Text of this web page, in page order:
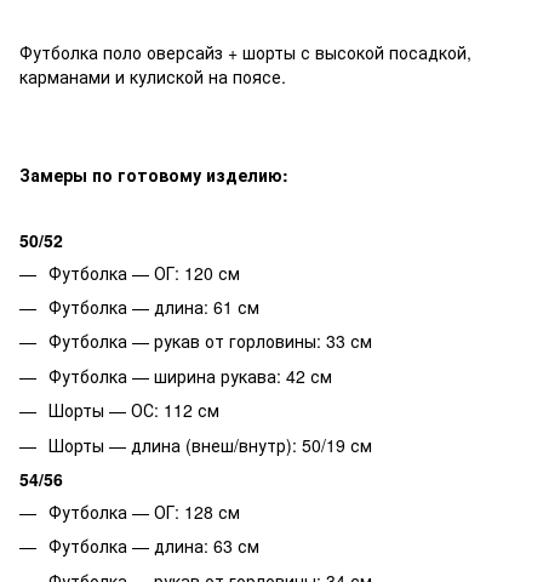
Футболка поло оверсайз + шорты с высокой посадкой,
карманами и кулиской на поясе.
Замеры по готовому изделию:
50/52
Футболка — ОГ: 120 см
Футболка — длина: 61 см
Футболка — рукав от горловины: 33 см
Футболка — ширина рукава: 42 см
Шорты — ОС: 112 см
Шорты — длина (внеш/внутр): 50/19 см
54/56
Футболка — ОГ: 128 см
Футболка — длина: 63 см